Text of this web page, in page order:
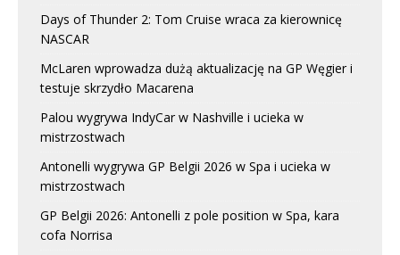
Days of Thunder 2: Tom Cruise wraca za kierownicę
NASCAR
McLaren wprowadza dużą aktualizację na GP Węgier i
testuje skrzydło Macarena
Palou wygrywa IndyCar w Nashville i ucieka w
mistrzostwach
Antonelli wygrywa GP Belgii 2026 w Spa i ucieka w
mistrzostwach
GP Belgii 2026: Antonelli z pole position w Spa, kara
cofa Norrisa